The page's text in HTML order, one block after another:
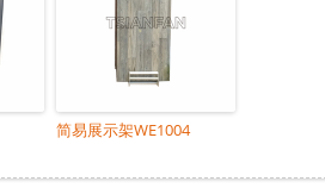
简易展示架WE1004